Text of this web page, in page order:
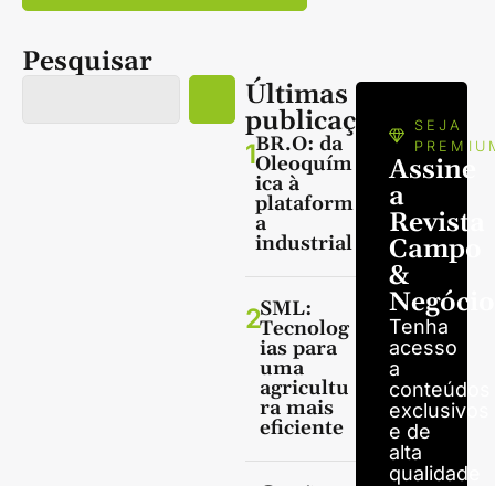
Pesquisar
Últimas
publicações
1BR.O: da
Oleoquím
ica à
plataform
a
industrial
2SML:
Tecnolog
ias para
uma
agricultu
ra mais
eficiente
SEJA
Assine
a
Revista
Campo
&
Tenha
acesso
a
conteúdos
exclusivos
e de
alta
qualidade